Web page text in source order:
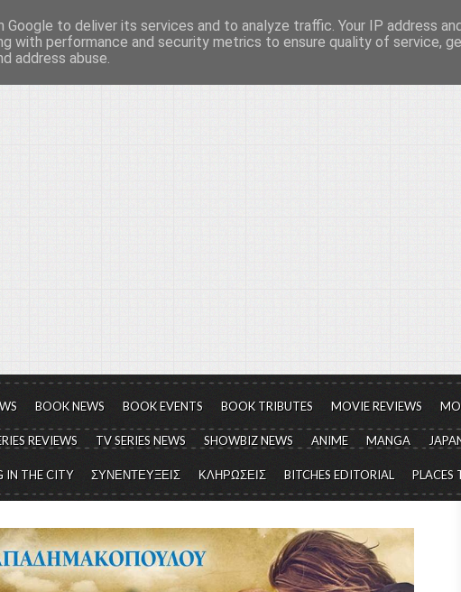
Τεχνών...
μιλάμε για τον πολιτισμό, σε κάθε του μορφή και έκταση...
BOOK NEWS BOOK EVENTS BOOK TRIBUTES MOVIE REVIEWS
REVIEWS TV SERIES NEWS SHOWBIZ NEWS ANIME MANGA
IN THE CITY ΣΥΝΕΝΤΕΥΞΕΙΣ ΚΛΗΡΩΣΕΙΣ BITCHES EDITORIAL PLACES
to deliver its services and to analyze traffic. Your IP address
with performance and security metrics to ensure quality of service,
address abuse.